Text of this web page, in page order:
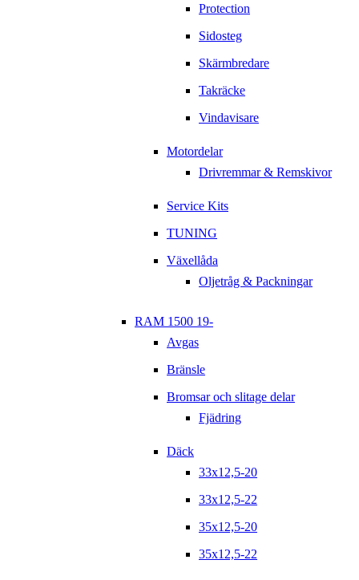
Protection
Sidosteg
Skärmbredare
Takräcke
Vindavisare
Motordelar
Drivremmar & Remskivor
Service Kits
TUNING
Växellåda
Oljetråg & Packningar
RAM 1500 19-
Avgas
Bränsle
Bromsar och slitage delar
Fjädring
Däck
33x12,5-20
33x12,5-22
35x12,5-20
35x12,5-22